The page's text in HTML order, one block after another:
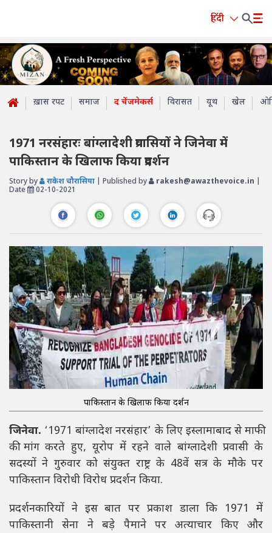
हिंदी
ख़ास रपट समाज द चेंजमेकर्स विरासत यूथ खेल
1971 नरसंहारः बांग्लादेशी प्रवासियों ने जिनेवा में
पाकिस्तान के खिलाफ किया प्रदर्शन
Story by राकेश चौरासिया | Published by rakesh@awazthevoice.in
Date
02-10-2021
पाकिस्तान के खिलाफ किया प्रदर्शन
जिनेवा. ‘1971 बांग्लादेश नरसंहार’ के लिए इस्लामाबाद से माफी
की मांग करते हुए, यूरोप में रहने वाले बांग्लादेशी प्रवासी के
सदस्यों ने गुरुवार को संयुक्त राष्ट्र के 48वें सत्र के मौके पर
पाकिस्तान विरोधी विरोध प्रदर्शन किया.
प्रदर्शनकारियों ने इस बात पर प्रकाश डाला कि 1971 में
पाकिस्तानी सेना ने बड़े पैमाने पर अत्याचार किए और